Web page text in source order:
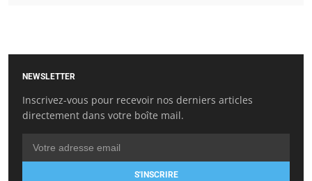
NEWSLETTER
Inscrivez-vous pour recevoir nos derniers articles
directement dans votre boîte mail.
S'INSCRIRE